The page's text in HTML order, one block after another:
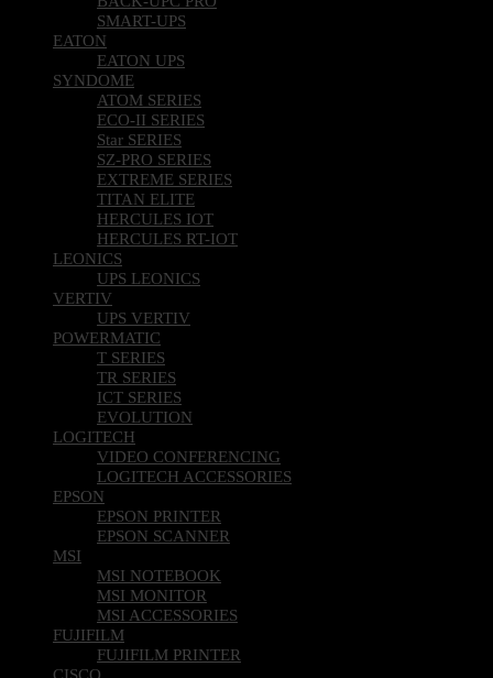
SMART-UPS
EATON
EATON UPS
SYNDOME
ATOM SERIES
ECO-II SERIES
Star SERIES
SZ-PRO SERIES
EXTREME SERIES
TITAN ELITE
HERCULES IOT
HERCULES RT-IOT
LEONICS
UPS LEONICS
VERTIV
UPS VERTIV
POWERMATIC
T SERIES
TR SERIES
ICT SERIES
EVOLUTION
LOGITECH
VIDEO CONFERENCING
LOGITECH ACCESSORIES
EPSON
EPSON PRINTER
EPSON SCANNER
MSI
MSI NOTEBOOK
MSI MONITOR
MSI ACCESSORIES
FUJIFILM
FUJIFILM PRINTER
CISCO